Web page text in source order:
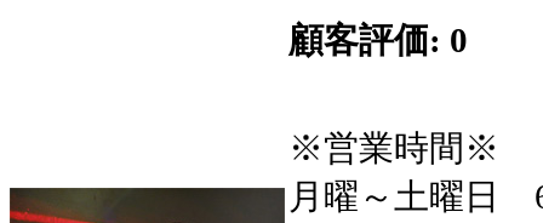
顧客評価: 0
※営業時間※
月曜～土曜日